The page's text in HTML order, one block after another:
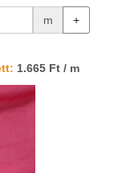
m +
1.665 Ft / m